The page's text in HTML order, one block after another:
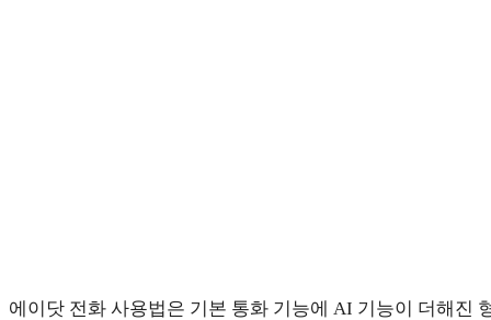
에이닷 전화 사용법은 기본 통화 기능에 AI 기능이 더해진